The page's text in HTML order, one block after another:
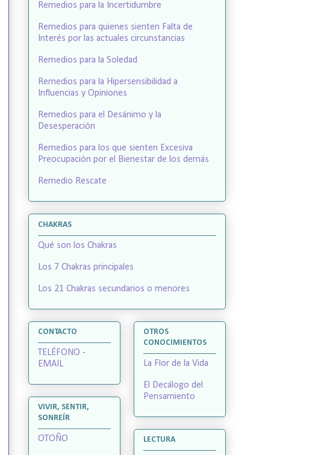
Remedios para la Incertidumbre
Remedios para quienes sienten Falta de
Interés por las actuales circunstancias
Remedios para la Soledad
Remedios para la Hipersensibilidad a
Influencias y Opiniones
Remedios para el Desánimo y la
Desesperación
Remedios para los que sienten Excesiva
Preocupación por el Bienestar de los demás
Remedio Rescate
CHAKRAS
Qué son los Chakras
Los 7 Chakras principales
Los 21 Chakras secundarios o menores
CONTACTO
TELÉFONO -
EMAIL
VIVIR, SENTIR,
SONREÍR
OTOÑO
OTROS
CONOCIMIENTOS
La Flor de la Vida
El Decálogo del
Pensamiento
LECTURA